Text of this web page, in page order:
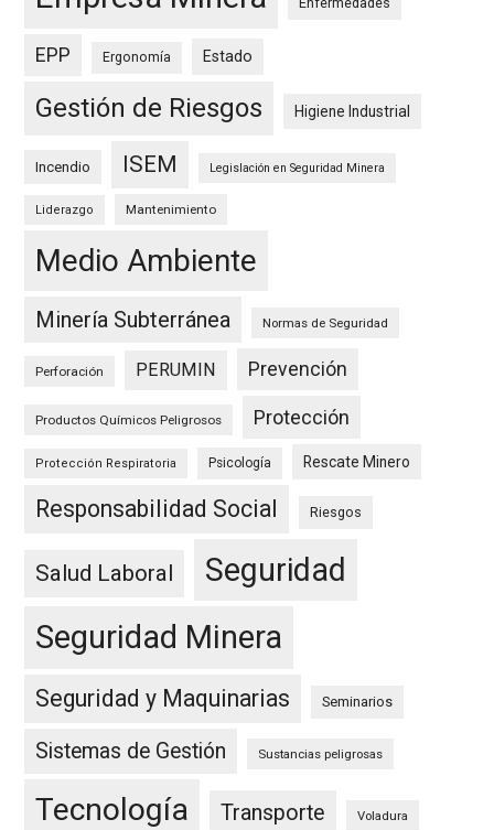
EPP Ergonomía Estado
Gestión de Riesgos Higiene Industrial
Incendio ISEM Legislación en Seguridad Minera
Liderazgo Mantenimiento
Medio Ambiente
Minería Subterránea Normas de Seguridad
Perforación PERUMIN Prevención
Productos Químicos Peligrosos Protección
Protección Respiratoria Psicología Rescate Minero
Responsabilidad Social Riesgos
Salud Laboral
Seguridad
Seguridad Minera
Seguridad y Maquinarias Seminarios
Sistemas de Gestión Sustancias peligrosas
Tecnología Transporte Voladura